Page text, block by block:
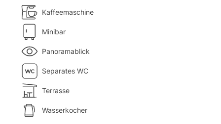
Kaffeemaschine
Minibar
Panoramablick
Separates WC
Terrasse
Wasserkocher